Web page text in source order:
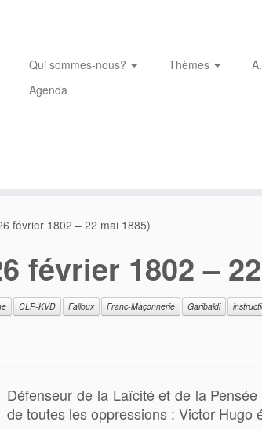
Qui sommes-nous? Thèmes
Agenda
février 1802 – 22 mai 1885)
février 1802 –
CLP-KVD Falloux Franc-Maçonnerie Garibaldi
Défenseur de la Laïcité et de la
de toutes les oppressions : Victor Hugo